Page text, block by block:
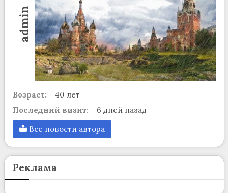
admin
Возраст:
40 лет
Последний визит:
6 дней назад
Все новости автора
Реклама